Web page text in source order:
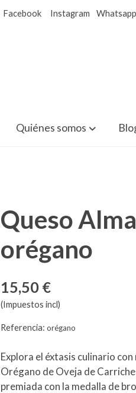
Facebook Instagram Whatsapp
Quiénes somos
Queso
orégano
15,50 €
(Impuestos incl)
Referencia:orégano
Explora el éxtasis culinario
Orégano de Oveja de
premiada con la medalla de